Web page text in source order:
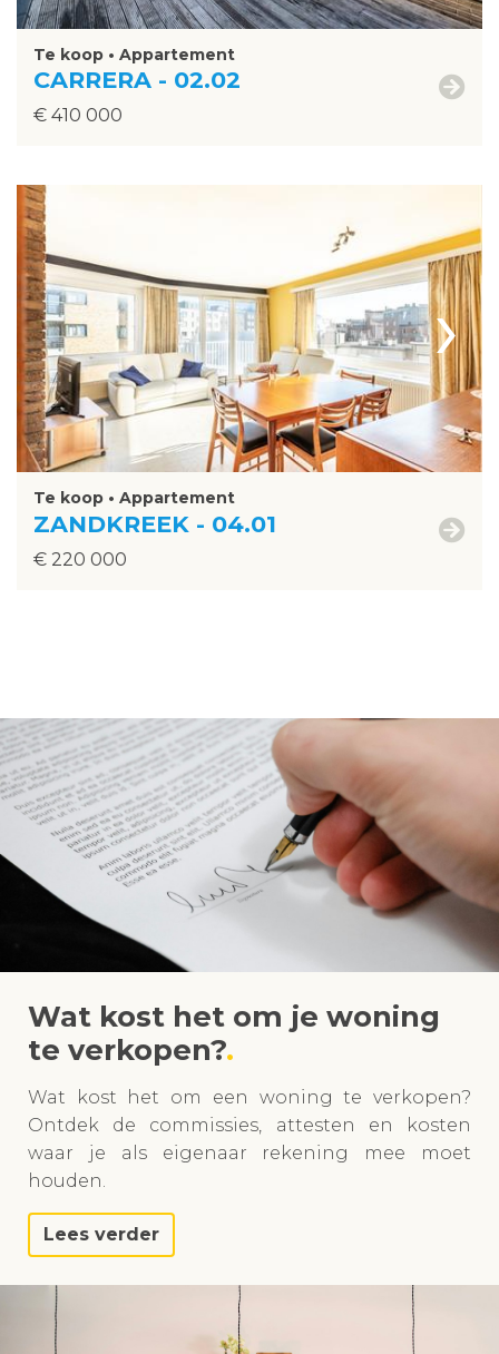
Te koop • Appartement
CARRERA - 02.02
€ 410 000
›
Te koop • Appartement
ZANDKREEK - 04.01
€ 220 000
Wat kost het om je woning
te verkopen?
Wat kost het om een woning te verkopen?
Ontdek de commissies, attesten en kosten
waar je als eigenaar rekening mee moet
houden.
Lees verder